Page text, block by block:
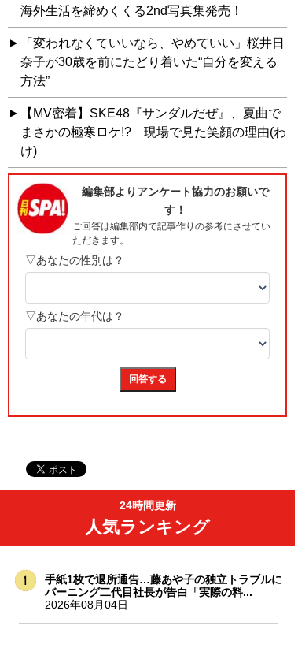
海外生活を締めくくる2nd写真集発売！
「変われなくていいなら、やめていい」桜井日
奈子が30歳を前にたどり着いた“自分を変える
方法”
【MV密着】SKE48『サンダルだぜ』、夏曲で
まさかの極寒ロケ!? 現場で見た笑顔の理由(わ
け)
24時間更新
人気ランキング
手紙1枚で退所通告…藤あや子の独立トラブルに
バーニング二代目社長が告白「実際の料...
2026年08月04日